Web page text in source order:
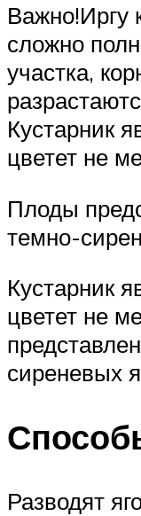
Важно!Иргу
сложно
участка,
Кустарник
цветет не
Плоды
темно-
Кустарник
цветет не
сиреневых
Разводят